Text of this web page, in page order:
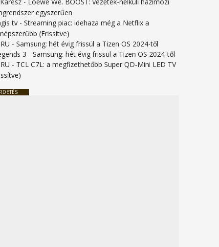
egyszerűen
tv -Streaming piac: idehaza még a Netflix a
(Frissítve)
-Samsung: hét évig frissül a Tizen OS 2024-től
3 -Samsung: hét évig frissül a Tizen OS 2024-től
- TCL C7L: a megfizethetőbb Super QD-Mini LED TV